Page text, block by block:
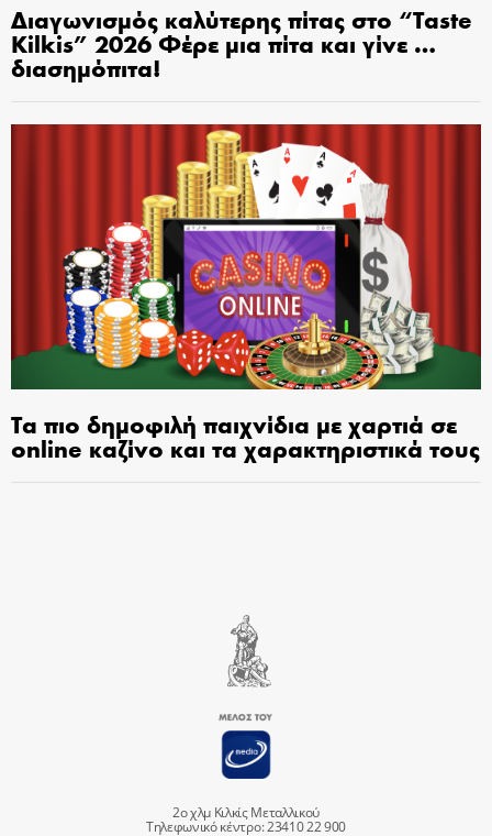
Διαγωνισμός καλύτερης πίτας στο “Taste
Kilkis” 2026 Φέρε μια πίτα και γίνε …
διασημόπιτα!
Τα πιο δημοφιλή παιχνίδια με χαρτιά σε
online καζίνο και τα χαρακτηριστικά τους
2ο χλμ Κιλκίς Μεταλλικού
Τηλεφωνικό κέντρο: 23410 22 900